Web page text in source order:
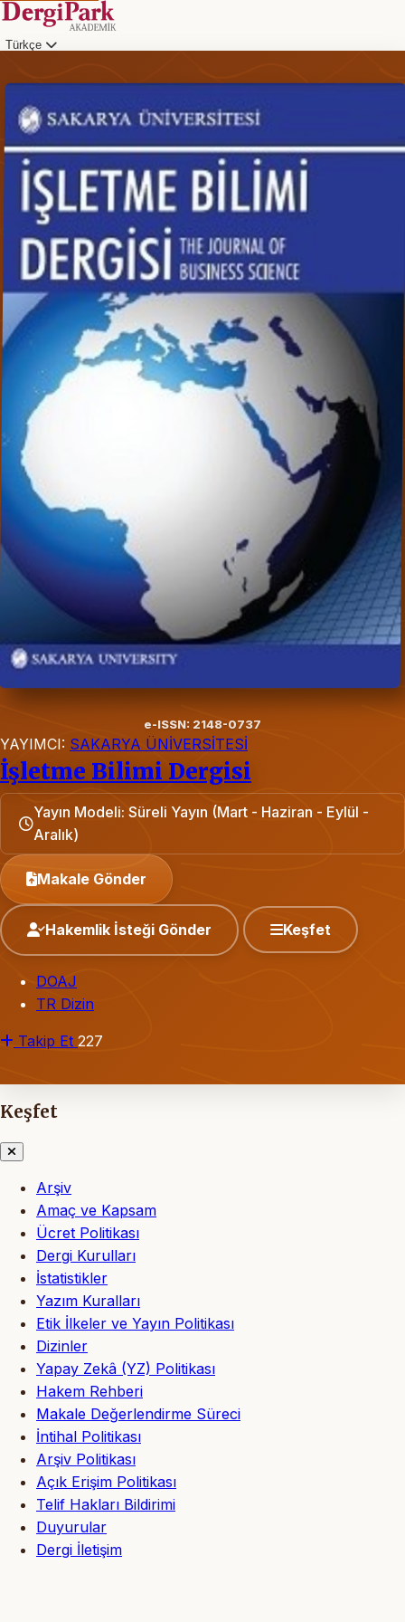
Türkçe
e-ISSN: 2148-0737
YAYIMCI: SAKARYA ÜNİVERSİTESİ
İşletme Bilimi Dergisi
Yayın Modeli: Süreli Yayın (Mart - Haziran - Eylül -
Aralık)
Makale Gönder
Hakemlik İsteği Gönder Keşfet
DOAJ
TR Dizin
Takip Et 227
Keşfet
Arşiv
Amaç ve Kapsam
Ücret Politikası
Dergi Kurulları
İstatistikler
Yazım Kuralları
Etik İlkeler ve Yayın Politikası
Dizinler
Yapay Zekâ (YZ) Politikası
Hakem Rehberi
Makale Değerlendirme Süreci
İntihal Politikası
Arşiv Politikası
Açık Erişim Politikası
Telif Hakları Bildirimi
Duyurular
Dergi İletişim